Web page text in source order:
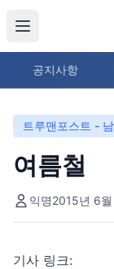
공지사항
트루맨포스트 -
여름철
익명2015년 6
기사 링크: